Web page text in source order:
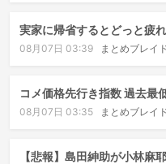
実家に帰省するとどっと疲
08月07日 03:39 まとめブレイ
コメ価格先行き指数 過去最
08月07日 03:35 まとめブレイ
【悲報】島田紳助が小林麻